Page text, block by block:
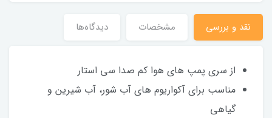
نقد و بررسی مشخصات دیدگاه‌ها
از سری پمپ های هوا کم صدا سی استار
مناسب برای آکواریوم های آب شور، آب شیرین و
گیاهی